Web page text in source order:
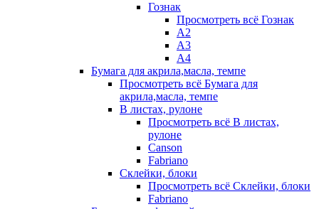
Гознак
Просмотреть всё Гознак
А2
А3
А4
Бумага для акрила,масла, темпе
Просмотреть всё Бумага для
акрила,масла, темпе
В листах, рулоне
Просмотреть всё В листах,
рулоне
Canson
Fabriano
Склейки, блоки
Просмотреть всё Склейки, блоки
Fabriano